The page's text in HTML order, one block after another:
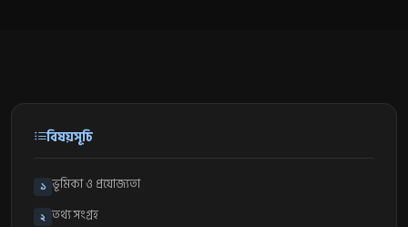
বিষয়সূচি
১ ভূমিকা ও প্রযোজ্যতা
২ তথ্য সংগ্রহ